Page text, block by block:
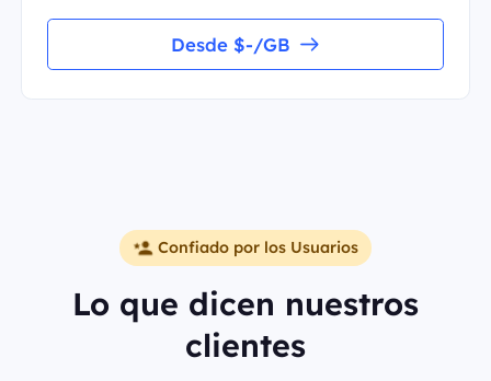
Desde $-/GB
Confiado por los Usuarios
Lo que dicen nuestros
clientes